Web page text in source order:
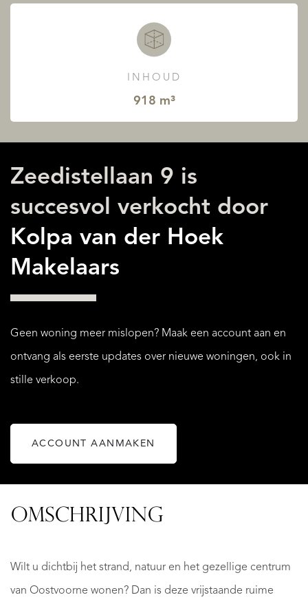
INHOUD
918 m³
Zeedistellaan 9 is
succesvol verkocht door
Kolpa van der Hoek
Makelaars
Geen woning meer mislopen? Maak een account aan en
ontvang als eerste updates over nieuwe woningen, ook in
stille verkoop.
ACCOUNT AANMAKEN
OMSCHRIJVING
Wilt u dichtbij het strand, natuur en het gezellige centrum
van Oostvoorne wonen? Dan is deze vrijstaande ruime